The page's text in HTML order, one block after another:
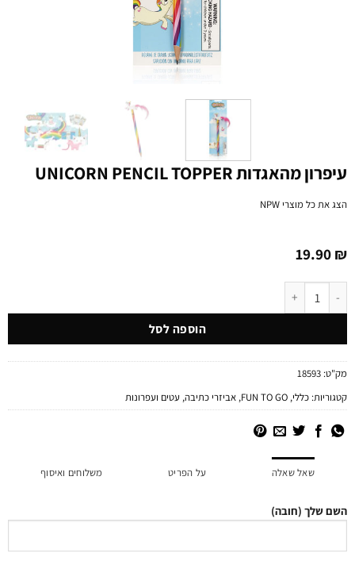
עיפרון מהאגדות UNICORN PENCIL TOPPER
הצג את כל מוצריNPW
19.90₪
כמות של עיפרון מהאגדות UNICORN PENCIL TOPPER
הוספה לסל
מק"ט:18593
קטגוריות:כללי,
FUN TO GO
,אביזרי כתיבה,עטים ועפרונות
שאל שאלה על הפריט משלוחים ואיסוף
השם שלך (חובה)